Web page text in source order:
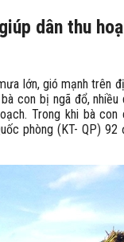
dân thu
lớn, gió mạnh trên
con bị ngã đổ, nhiều
Trong khi bà con
phòng (KT- QP) 92